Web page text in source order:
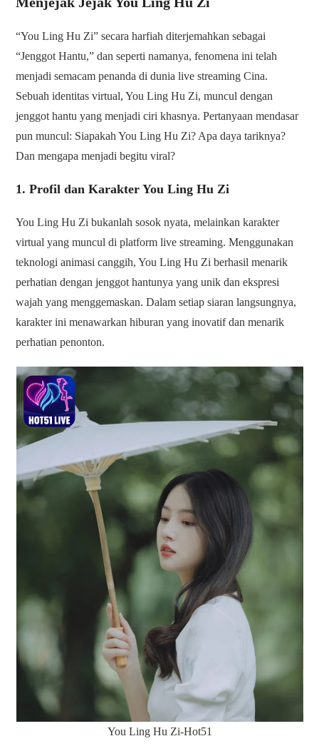
“You Ling Hu Zi” secara harfiah diterjemahkan sebagai
“Jenggot Hantu,” dan seperti namanya, fenomena ini telah
menjadi semacam penanda di dunia live streaming Cina.
Sebuah identitas virtual, You Ling Hu Zi, muncul dengan
jenggot hantu yang menjadi ciri khasnya. Pertanyaan mendasar
pun muncul: Siapakah You Ling Hu Zi? Apa daya tariknya?
Dan mengapa menjadi begitu viral?
1. Profil dan Karakter You Ling Hu Zi
You Ling Hu Zi bukanlah sosok nyata, melainkan karakter
virtual yang muncul di platform live streaming. Menggunakan
teknologi animasi canggih, You Ling Hu Zi berhasil menarik
perhatian dengan jenggot hantunya yang unik dan ekspresi
wajah yang menggemaskan. Dalam setiap siaran langsungnya,
karakter ini menawarkan hiburan yang inovatif dan menarik
perhatian penonton.
You Ling Hu Zi-Hot51